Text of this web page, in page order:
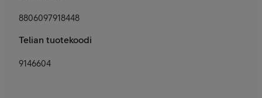
8806097918448
Telian tuotekoodi
9146604